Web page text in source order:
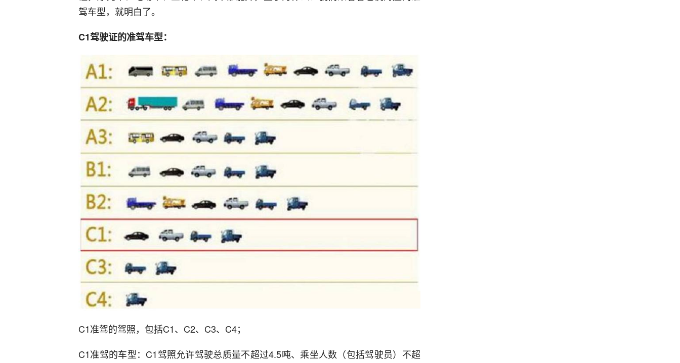
驾车型，就明白了。
C1驾驶证的准驾车型：
C1准驾的驾照，包括C1、C2、C3、C4；
C1准驾的车型：C1驾照允许驾驶总质量不超过4.5吨、乘坐人数（包括驾驶员）不超